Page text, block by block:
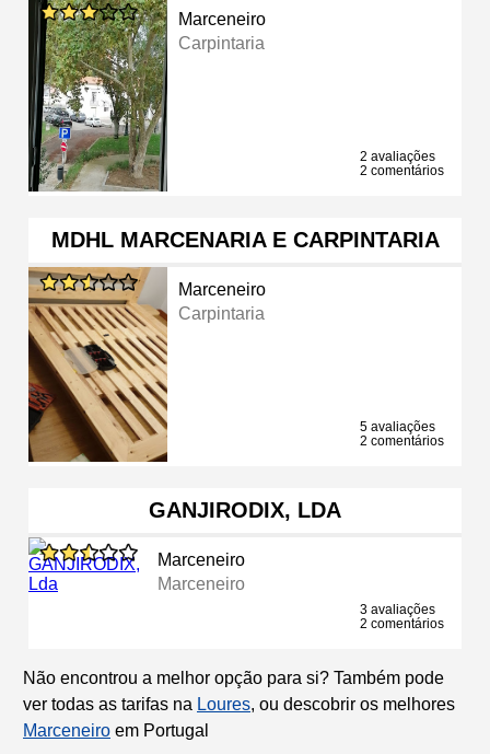
Marceneiro
Carpintaria
2 avaliações
2 comentários
MDHL MARCENARIA E CARPINTARIA
Marceneiro
Carpintaria
5 avaliações
2 comentários
GANJIRODIX, LDA
Marceneiro
Marceneiro
3 avaliações
2 comentários
Não encontrou a melhor opção para si? Também pode
ver todas as tarifas na Loures, ou descobrir os melhores
Marceneiro em Portugal